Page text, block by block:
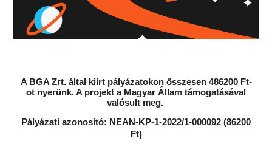
A BGA Zrt. által kiírt pályázatokon összesen 486200 Ft-
ot nyerünk. A projekt a Magyar Állam támogatásával
valósult meg.
Pályázati azonosító: NEAN-KP-1-2022/1-000092 (86200
Ft)